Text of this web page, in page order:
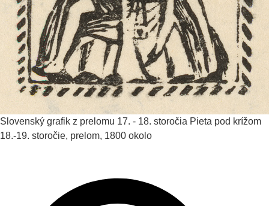
Slovenský grafik z prelomu 17. - 18. storočia Pieta pod krížom
18.-19. storočie, prelom, 1800 okolo